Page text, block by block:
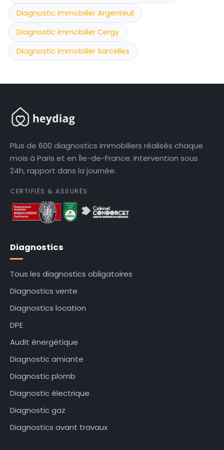
Diagnostic immobilier Argenteuil
Diagnostic immobilier Cergy
Diagnostic immobilier Sarcelles
Plus de 600 diagnostics immobiliers réalisés chaque
mois à Paris et en Île-de-France. Intervention sous
24h, rapport dans la journée.
CERTIFIÉS & ASSURÉS
Diagnostics
Tous les diagnostics obligatoires
Diagnostics vente
Diagnostics location
DPE
Audit énergétique
Diagnostic amiante
Diagnostic plomb
Diagnostic électrique
Diagnostic gaz
Diagnostics avant travaux